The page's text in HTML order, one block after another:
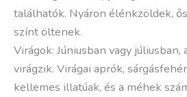
találhatók. Nyáron élénkzöldek,
színt öltenek.
Virágok: Júniusban vagy júliusban,
virágzik. Virágai aprók,
kellemes illatúak, és a méhek